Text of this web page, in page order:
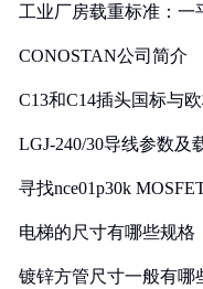
工业厂房载重标准：一
CONOSTAN公司简介
C13和C14插头国标与
LGJ-240/30导线参数及
寻找nce01p30k
电梯的尺寸有哪些规格
镀锌方管尺寸一般有哪